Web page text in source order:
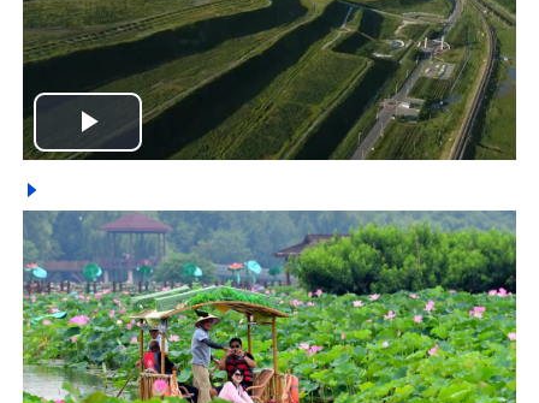
Play
Video